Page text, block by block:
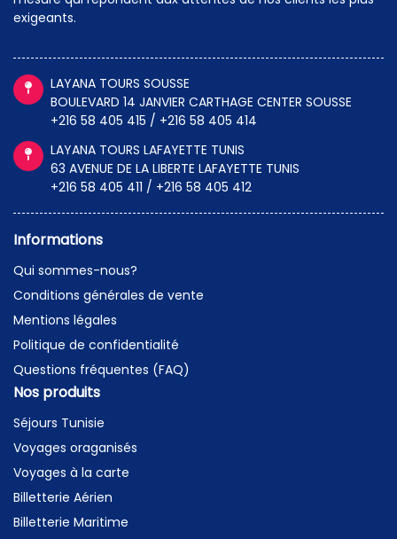
exigeants.
LAYANA TOURS SOUSSE
BOULEVARD 14 JANVIER CARTHAGE CENTER SOUSSE
+216 58 405 415 / +216 58 405 414
LAYANA TOURS LAFAYETTE TUNIS
63 AVENUE DE LA LIBERTE LAFAYETTE TUNIS
+216 58 405 411 / +216 58 405 412
Informations
Qui sommes-nous?
Conditions générales de vente
Mentions légales
Politique de confidentialité
Questions fréquentes (FAQ)
Nos produits
Séjours Tunisie
Voyages oraganisés
Voyages à la carte
Billetterie Aérien
Billetterie Maritime